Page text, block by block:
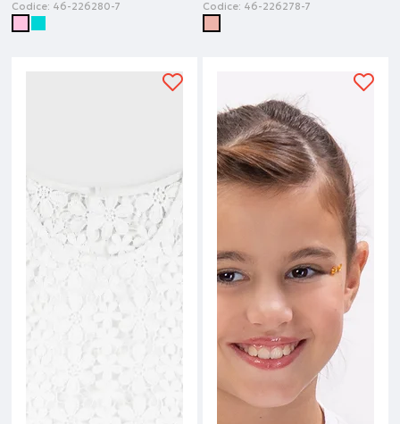
Codice: 46-226280-7 Codice: 46-226278-7